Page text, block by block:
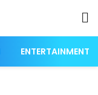
ENTERTAINMENT